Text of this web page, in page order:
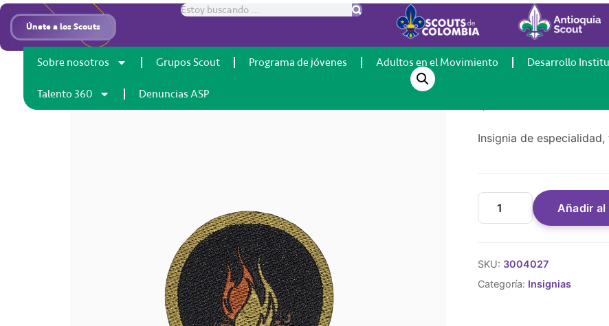
Únete a los Scouts
Sobre nosotros Grupos Scout Programa de jóvenes Adultos en el Movimiento Desarrollo
Talento 360 Denuncias ASP
Inicio/Insignias/ Especialidad fogatero
Insignia de
Añadir
SKU: 3004027
Categoría: Insignias